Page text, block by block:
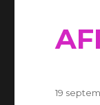
Publié
19